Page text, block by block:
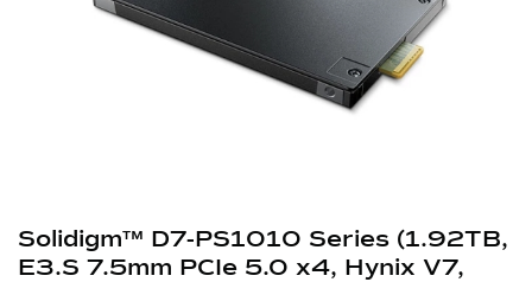
Solidigm™ D7-PS1010 Series (1.92TB,
E3.S 7.5mm PCIe 5.0 x4, Hynix V7,